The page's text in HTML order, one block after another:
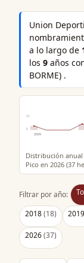
Union
a lo largo de
los9 años
BORME) .
37
0
2009
Distribución anual
Pico en 2026 (37
Filtrar por año:
2018(18)
2026(37)